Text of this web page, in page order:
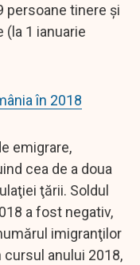
persoane tinere şi
(la 1 ianuarie
în 2018
emigrare,
cea de a doua
ţării. Soldul
a fost negativ,
imigranţilor
anului 2018,